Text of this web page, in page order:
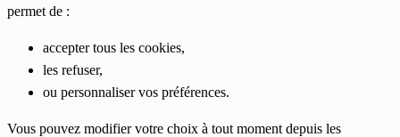
permet de :
accepter tous les cookies,
les refuser,
ou personnaliser vos préférences.
Vous pouvez modifier votre choix à tout moment depuis les